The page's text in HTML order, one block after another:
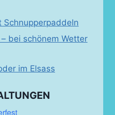
Schnupperpaddeln
bei schönem Wetter
im Elsass